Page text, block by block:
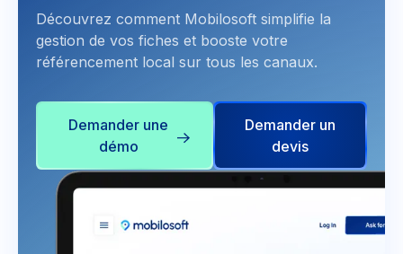
Découvrez comment Mobilosoft simplifie la
gestion de vos fiches et booste votre
référencement local sur tous les canaux.
Demander une
démo
Demander un
devis